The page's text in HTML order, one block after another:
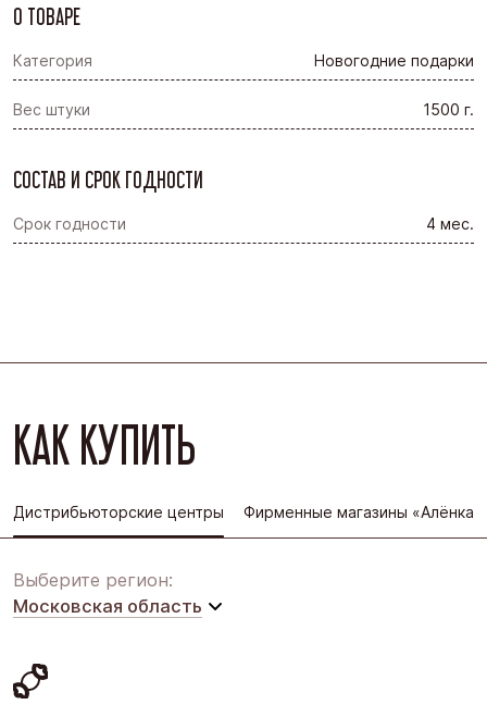
О ТОВАРЕ
Категория Новогодние подарки
Вес штуки 1500 г.
СОСТАВ И СРОК ГОДНОСТИ
Срок годности 4 мес.
КАК КУПИТЬ
Дистрибьюторские центры Фирменные магазины «Алёнка»
Выберите регион:
Московская область
Восточная Сибирь